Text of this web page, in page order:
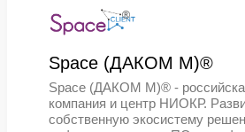
DAMASK®
«ДАМАСК
БЕЗОПАСНОСТЬ»
компания-